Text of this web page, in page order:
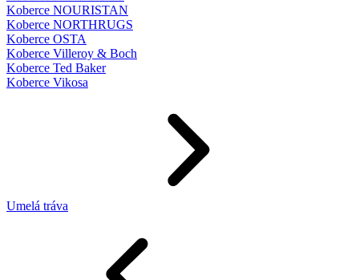
Koberce NOURISTAN
Koberce NORTHRUGS
Koberce OSTA
Koberce Villeroy & Boch
Koberce Ted Baker
Koberce Vikosa
Umelá tráva